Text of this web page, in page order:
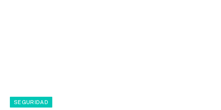
SEGURIDAD